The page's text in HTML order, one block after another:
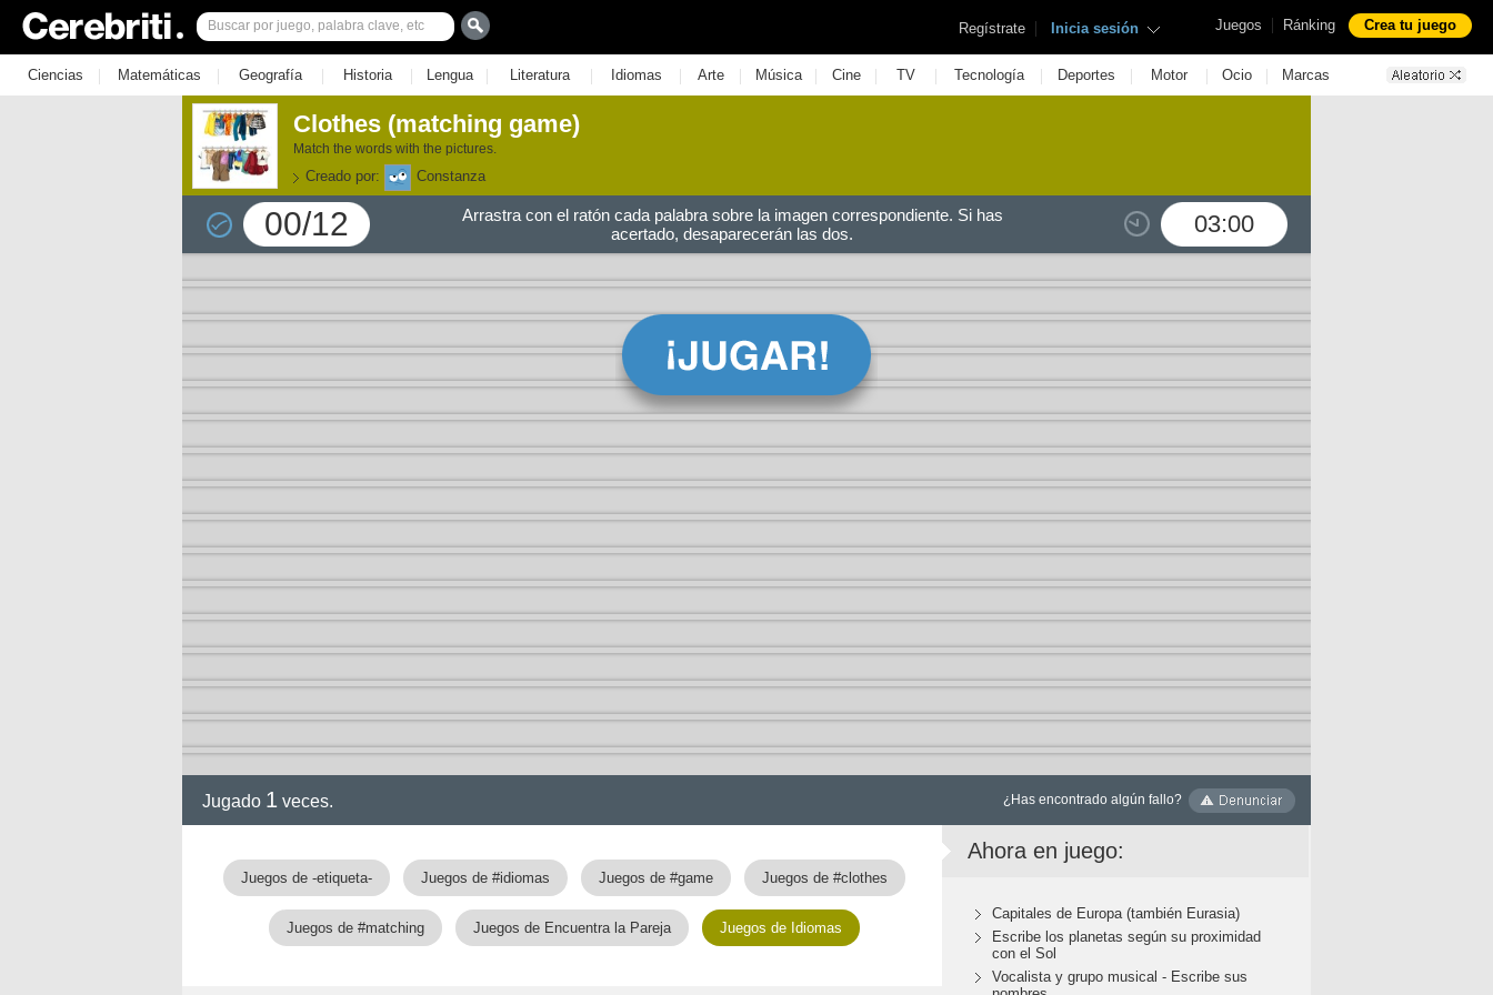
Juegos | Ránking Crea tu juego
Regístrate | Inicia sesión
Ciencias | Matemáticas | Geografía | Historia | Lengua | Literatura | Idiomas | Arte | Música | Cine | TV | Tecnología | Deportes | Motor | Ocio | Marcas
Clothes (matching game)
Match the words with the pictures.
Creado por: Constanza
00/12 03:00
Arrastra con el ratón cada palabra sobre la imagen correspondiente. Si has
acertado, desaparecerán las dos.
Jugado 1 veces. ¿Has encontrado algún fallo?
Juegos de -etiqueta- Juegos de #idiomas Juegos de #game Juegos de #clothes
Juegos de #matching Juegos de Encuentra la Pareja Juegos de Idiomas
Ahora en juego:
Capitales de Europa (también Eurasia)
Escribe los planetas según su proximidad
con el Sol
Vocalista y grupo musical - Escribe sus